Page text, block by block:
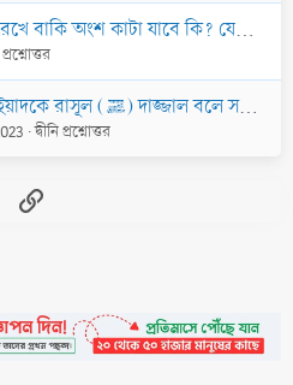
সহীহ বুখারীর ৫৮৯২ নম্বর হাদীসে এসেছে, ইবনু ওমর (রাযিয়াল্লাহ আনহুমা) সূত্রে নবী (সাল্লাল্
প্রশ্নোত্তর
ইবনু ছাইয়াদকে রাসূল (ﷺ) দাজ্জাল বলে সন্দেহ করার কারণ কি? তাহলে দাজ্জাল কি পূর্ব থেকেই জীবিত না কি শেষ যামানায় জন্ম লাভ করবে?
দ্বীনি প্রশ্নোত্তর
Link